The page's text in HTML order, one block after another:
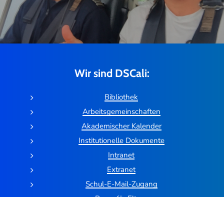
Wir sind DSCali:
Bibliothek
Arbeitsgemeinschaften
Akademischer Kalender
Institutionelle Dokumente
Intranet
Extranet
Schul-E-Mail-Zugang